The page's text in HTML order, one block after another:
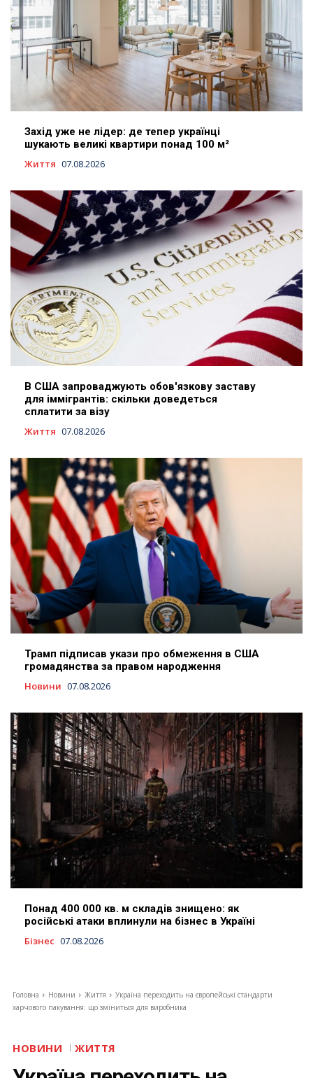
Захід уже не лідер: де тепер українці
шукають великі квартири понад 100 м²
Життя 07.08.2026
В США запроваджують обов'язкову заставу
для іммігрантів: скільки доведеться
сплатити за візу
Життя 07.08.2026
Трамп підписав укази про обмеження в США
громадянства за правом народження
Новини 07.08.2026
Понад 400 000 кв. м складів знищено: як
російські атаки вплинули на бізнес в Україні
Бізнес 07.08.2026